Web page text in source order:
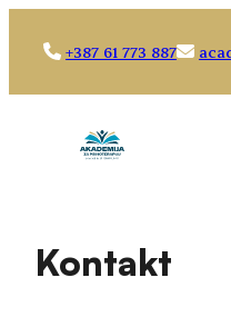
+387 61 773 887
Kontakt